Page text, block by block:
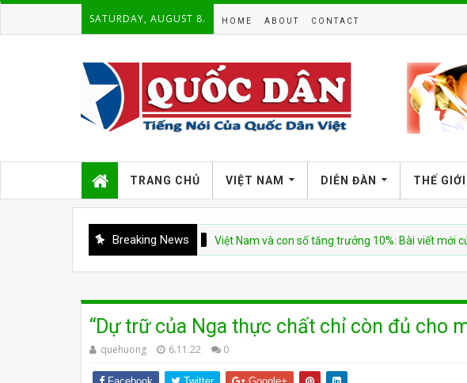
SATURDAY, AUGUST 8. HOME ABOUT CONTACT
TRANG CHỦ VIỆT NAM DIỄN ĐÀN THẾ GIỚI
Breaking News
CSVN Việt Nam và con số tăng trưởng 10%: Bài viết mới của mình
“Dự trữ của Nga thực chất chỉ còn đủ cho
quehuong 6.11.22 0